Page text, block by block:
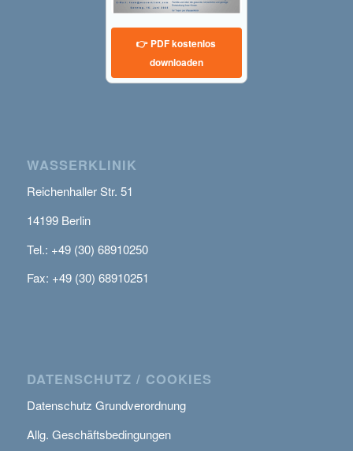
👉 PDF kostenlos
downloaden
WASSERKLINIK
Reichenhaller Str. 51
14199 Berlin
Tel.: +49 (30) 68910250
Fax: +49 (30) 68910251
DATENSCHUTZ / COOKIES
Datenschutz Grundverordnung
Allg. Geschäftsbedingungen